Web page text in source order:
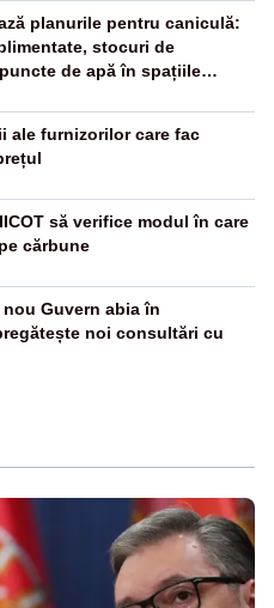
planurile pentru caniculă:
stocuri de
de apă în spațiile
ale furnizorilor care fac
să verifice modul în care
cărbune
Guvern abia în
noi consultări cu